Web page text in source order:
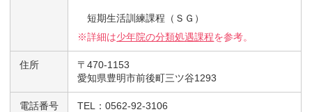
短期生活訓練課程（ＳＧ）
※詳細は少年院の分類処遇課程を参考。
住所
〒470-1153
愛知県豊明市前後町三ツ谷1293
電話番号
TEL：0562-92-3106